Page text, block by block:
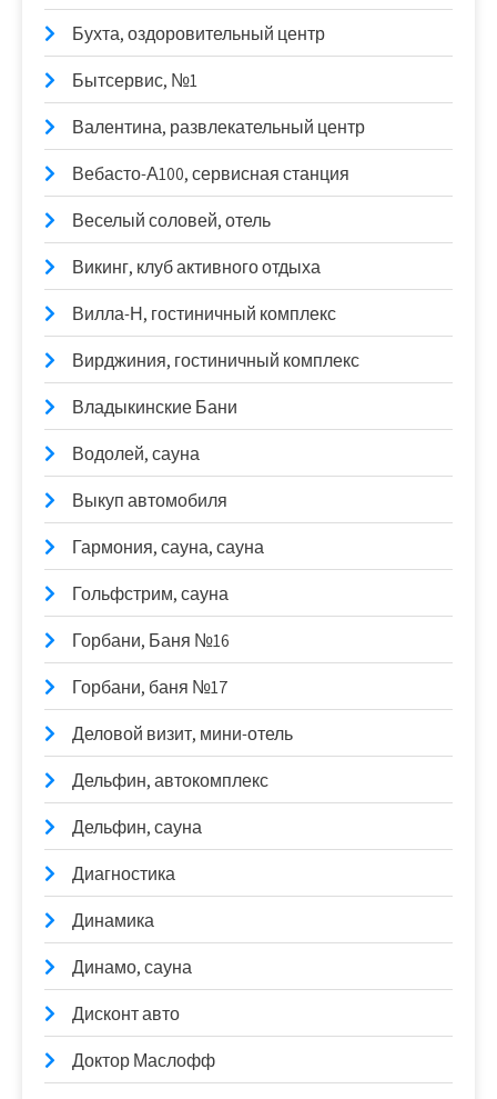
Бухта, оздоровительный центр
Бытсервис, №1
Валентина, развлекательный центр
Вебасто-А100, сервисная станция
Веселый соловей, отель
Викинг, клуб активного отдыха
Вилла-Н, гостиничный комплекс
Вирджиния, гостиничный комплекс
Владыкинские Бани
Водолей, сауна
Выкуп автомобиля
Гармония, сауна, сауна
Гольфстрим, сауна
Горбани, Баня №16
Горбани, баня №17
Деловой визит, мини-отель
Дельфин, автокомплекс
Дельфин, сауна
Диагностика
Динамика
Динамо, сауна
Дисконт авто
Доктор Маслофф